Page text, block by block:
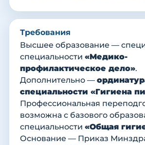
Требования
Высшее образование —
специальности «Медико-
профилактическое дело».
Дополнительно —
специальности «Гигиена
Профессиональная
возможна с базового
специальности «Общая
Основание — Приказ